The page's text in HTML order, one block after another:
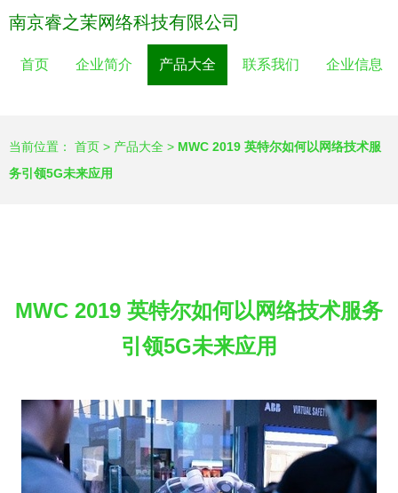
南京睿之茉网络科技有限公司
首页 企业简介 产品大全 联系我们 企业信息
当前位置： 首页 > 产品大全 > MWC 2019 英特尔如何以网络技术服
务引领5G未来应用
MWC 2019 英特尔如何以网络技术服务
引领5G未来应用